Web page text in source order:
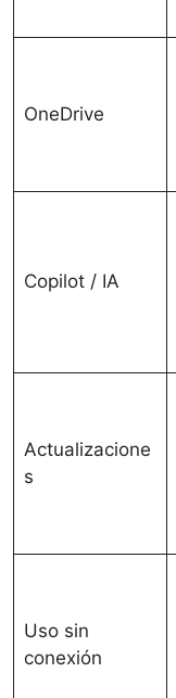
OneDrive
Copilot / IA
Actualizacione
s
Uso sin
conexión